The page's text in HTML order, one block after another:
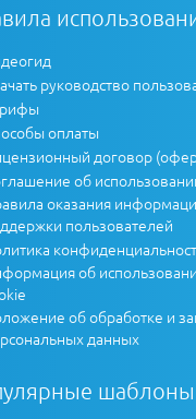
руководство
оплаты
договор
об
оказания
пользователей
об
об обработке и
данных
шаблоны